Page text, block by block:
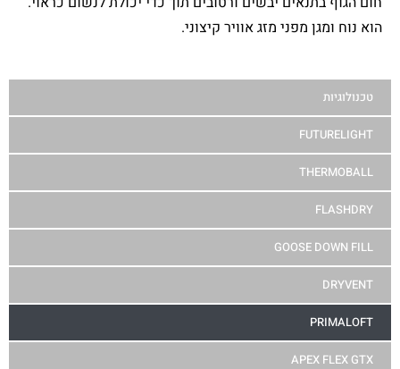
הוא נוח ומגן מפני מזג אוויר קיצוני.
טכנולוגיות
FUTURELIGHT
THERMOBALL
FLASHDRY
GOOSE DOWN FILL
DRYVENT
PRIMALOFT
APEX FLEX GTX